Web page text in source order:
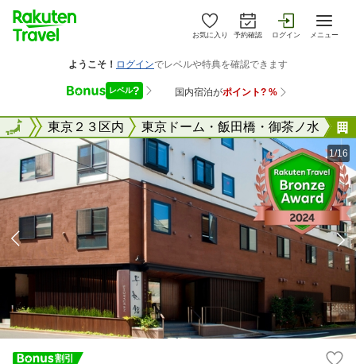
お気に入り 予約確認 ログイン メニュー
京都 東京２３区内 東京ドーム・飯田橋・御茶ノ水
全国
1/16